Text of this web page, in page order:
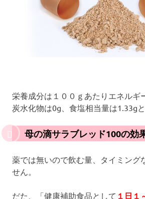
栄養成分は１００ｇあたりエネルギ
炭水化物は0g、食塩相当量は1.33gと
母の滴サラブレッド100の効
薬では無いので飲む量、タイミング
せん。
だた、「健康補助食品として １日１